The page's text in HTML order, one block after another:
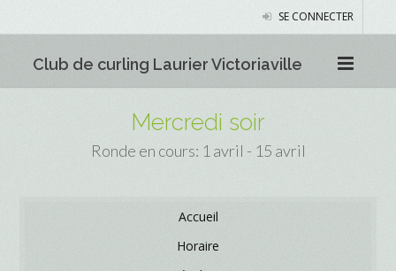
SE CONNECTER
Club de curling Laurier Victoriaville
Mercredi soir
Ronde en cours: 1 avril - 15 avril
Accueil
Horaire